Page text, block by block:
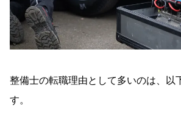
整備士の転職理由として多いのは、以
す。